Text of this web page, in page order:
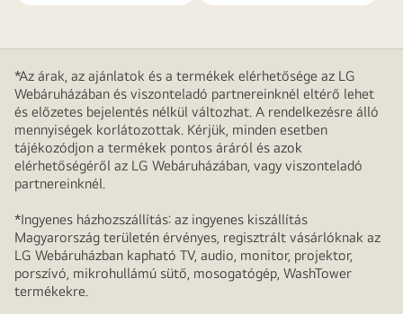
*Az árak, az ajánlatok és a termékek elérhetősége az LG
Webáruházában és viszonteladó partnereinknél eltérő lehet
és előzetes bejelentés nélkül változhat. A rendelkezésre álló
mennyiségek korlátozottak. Kérjük, minden esetben
tájékozódjon a termékek pontos áráról és azok
elérhetőségéről az LG Webáruházában, vagy viszonteladó
partnereinknél.
*Ingyenes házhozszállítás: az ingyenes kiszállítás
Magyarország területén érvényes, regisztrált vásárlóknak az
LG Webáruházban kapható TV, audio, monitor, projektor,
porszívó, mikrohullámú sütő, mosogatógép, WashTower
termékekre.